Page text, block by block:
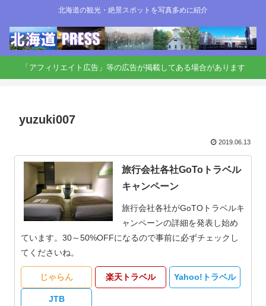
北海道の観光・絶景スポットを写真多めに紹介
「アフィリエイト広告」等の広告が掲載してある場合があります
yuzuki007
2019.06.13
旅行会社各社GoToトラベル
キャンペーン
旅行会社各社がGoTOトラベルキ
ャンペーンの詳細を発表し始め
ています。30～50%OFFになるので事前に必ずチェックし
てくださいね。
じゃらん 楽天トラベル Yahoo!トラベル
JTB